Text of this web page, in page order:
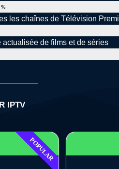
Antigel
les chaînes de Télévision
actualisée de films et de séries
IPTV
POPULAR